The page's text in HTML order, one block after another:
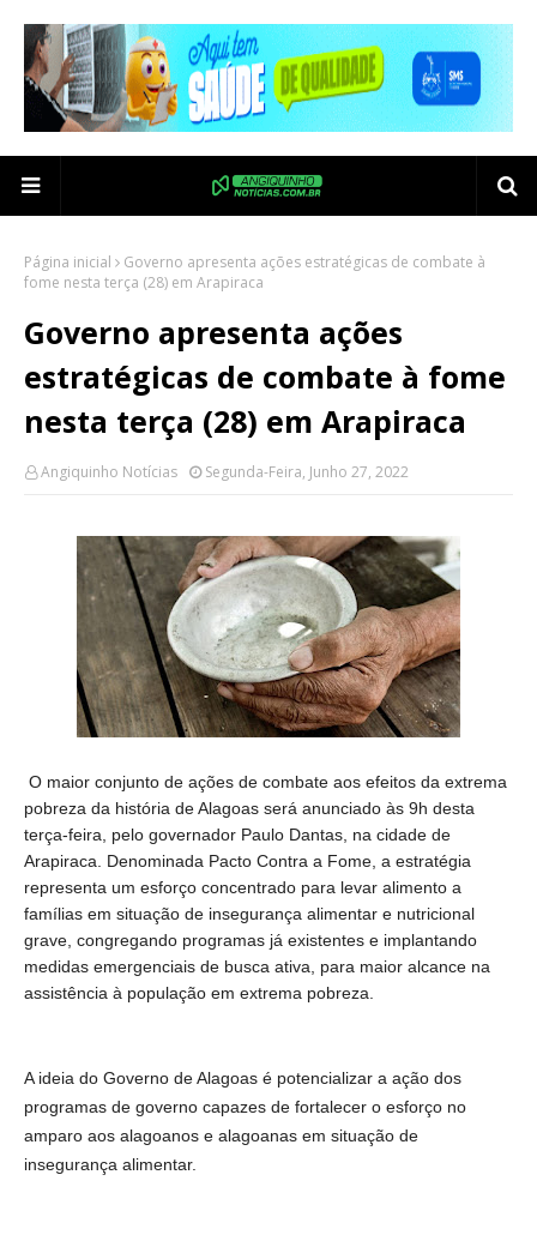
Página inicial
Governo apresenta ações estratégicas de combate à
fome nesta terça (28) em Arapiraca
Governo apresenta ações
estratégicas de combate à fome
nesta terça (28) em Arapiraca
Angiquinho Notícias Segunda-Feira, Junho 27, 2022
O maior conjunto de ações de combate aos efeitos da extrema
pobreza da história de Alagoas será anunciado às 9h desta
terça-feira, pelo governador Paulo Dantas, na cidade de
Arapiraca. Denominada Pacto Contra a Fome, a estratégia
representa um esforço concentrado para levar alimento a
famílias em situação de insegurança alimentar e nutricional
grave, congregando programas já existentes e implantando
medidas emergenciais de busca ativa, para maior alcance na
assistência à população em extrema pobreza.
A ideia do Governo de Alagoas é potencializar a ação dos
programas de governo capazes de fortalecer o esforço no
amparo aos alagoanos e alagoanas em situação de
insegurança alimentar.